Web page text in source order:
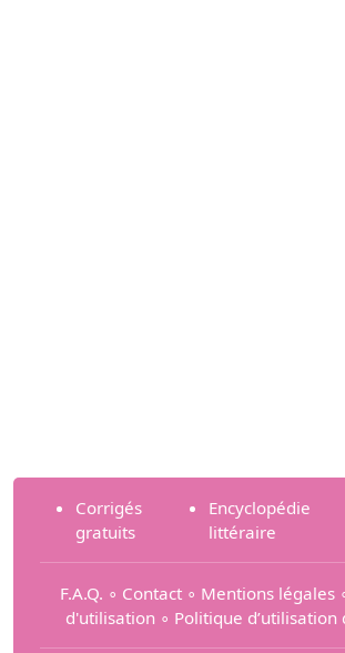
Corrigés
gratuits
Encyclopédie
littéraire
F.A.Q. ∘ Contact ∘ Mentions légales
d'utilisation ∘ Politique d’utilisation